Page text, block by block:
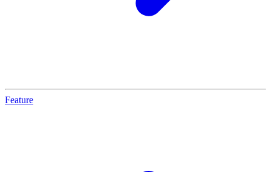
Feature